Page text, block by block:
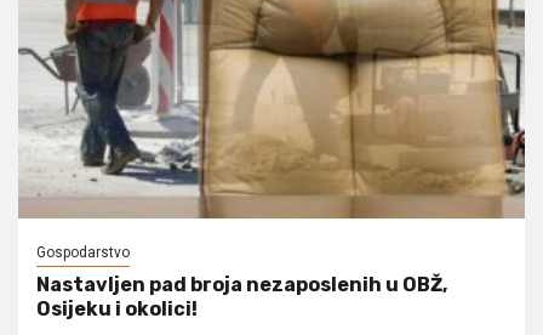
Gospodarstvo
Nastavljen pad broja nezaposlenih u OBŽ,
Osijeku i okolici!